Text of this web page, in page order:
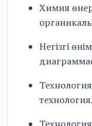
Химия
Негізгі